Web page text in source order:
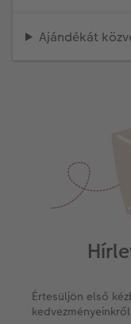
Ajándékát
Értesüljön első